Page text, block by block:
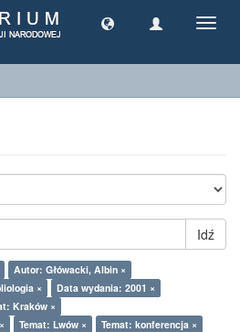
Idź
Autor: Główacki, Albin ×
×
Data wydania: 2001 ×
Kraków ×
Temat: Lwów ×
Temat: konferencja ×